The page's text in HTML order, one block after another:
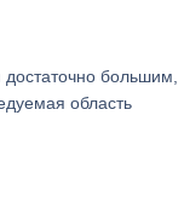
большим,
область